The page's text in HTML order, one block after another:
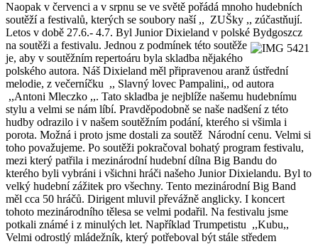
Naopak v červenci a v srpnu se ve světě pořádá mnoho hudebních
soutěží a festivalů, kterých se soubory naší ,, ZUŠky ,, zúčastňují.
Letos v době 27.6.- 4.7. Byl Junior Dixieland v polské Bydgoszcz
na soutěži a festivalu. Jednou z podmínek této soutěže
je, aby v soutěžním repertoáru byla skladba nějakého
polského autora. Náš Dixieland měl připravenou aranž ústřední
melodie, z večerníčku ,, Slavný lovec Pampalini,, od autora
,,Antoni Mleczko ,,. Tato skladba je nejblíže našemu hudebnímu
stylu a velmi se nám líbí. Pravděpodobně se naše nadšení z této
hudby odrazilo i v našem soutěžním podání, kterého si všimla i
porota. Možná i proto jsme dostali za soutěž Národní cenu. Velmi si
toho považujeme. Po soutěži pokračoval bohatý program festivalu,
mezi který patřila i mezinárodní hudební dílna Big Bandu do
kterého byli vybráni i všichni hráči našeho Junior Dixielandu. Byl to
velký hudební zážitek pro všechny. Tento mezinárodní Big Band
měl cca 50 hráčů. Dirigent mluvil převážně anglicky. I koncert
tohoto mezinárodního tělesa se velmi podařil. Na festivalu jsme
potkali známé i z minulých let. Například Trumpetistu ,,Kubu,,
Velmi odrostlý mládežník, který potřeboval být stále středem